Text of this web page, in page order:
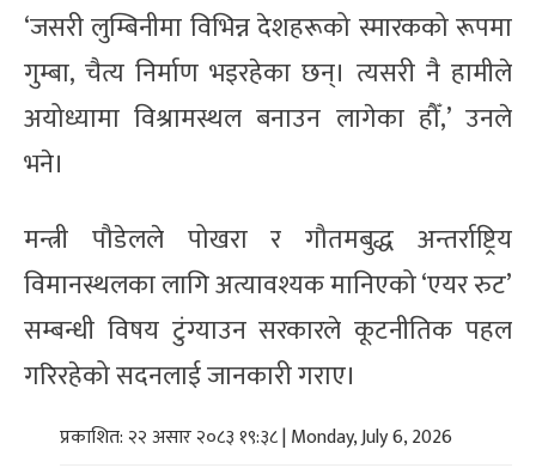
‘जसरी लुम्बिनीमा विभिन्न देशहरूको स्मारकको रूपमा
गुम्बा, चैत्य निर्माण भइरहेका छन्। त्यसरी नै हामीले
अयोध्यामा विश्रामस्थल बनाउन लागेका हौँ,’ उनले
भने।
मन्त्री पौडेलले पोखरा र गौतमबुद्ध अन्तर्राष्ट्रिय
विमानस्थलका लागि अत्यावश्यक मानिएको ‘एयर रुट’
सम्बन्धी विषय टुंग्याउन सरकारले कूटनीतिक पहल
गरिरहेको सदनलाई जानकारी गराए।
प्रकाशित: २२ असार २०८३ १९:३८ | Monday, July 6, 2026